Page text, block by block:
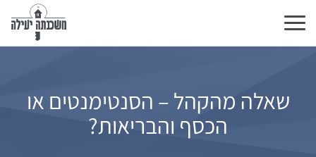
Toggle
navigation
שאלה מהקהל – הסנטימנטים או
הכסף והבריאות?